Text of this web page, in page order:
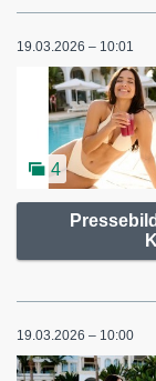
19.03.2026 – 10:01
4
19.03.2026 – 10:00